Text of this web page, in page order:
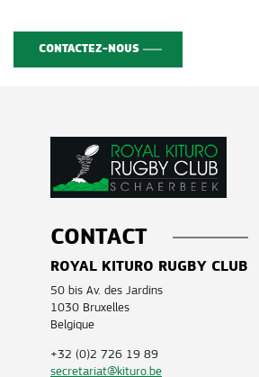
CONTACTEZ-NOUS
CONTACT
ROYAL KITURO RUGBY CLUB
50 bis Av. des Jardins
1030 Bruxelles
Belgique
+32 (0)2 726 19 89
secretariat@kituro.be